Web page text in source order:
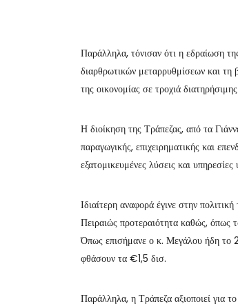
Παράλληλα, τόνισαν ότι η εδραίωση
διαρθρωτικών μεταρρυθμίσεων και τη
της οικονομίας σε τροχιά
Η διοίκηση της Τράπεζας, από τα
παραγωγικής, επιχειρηματικής και
εξατομικευμένες λύσεις και
Ιδιαίτερη αναφορά έγινε στην
Πειραιώς προτεραιότητα καθώς, όπως
Όπως επισήμανε ο κ. Μεγάλου ήδη το
φθάσουν τα €1,5 δισ.
Παράλληλα, η Τράπεζα αξιοποιεί για